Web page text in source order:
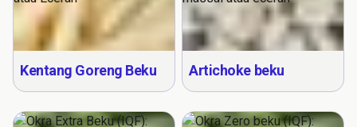
Kentang Goreng Beku Artichoke beku